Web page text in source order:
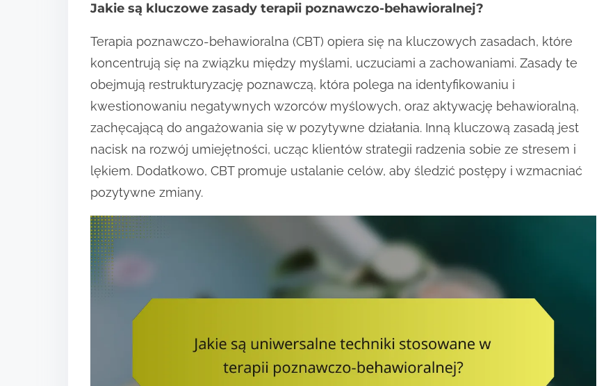
Jakie są kluczowe zasady terapii poznawczo-behawioralnej?
Terapia poznawczo-behawioralna (CBT) opiera się na kluczowych zasadach, które
koncentrują się na związku między myślami, uczuciami a zachowaniami. Zasady te
obejmują restrukturyzację poznawczą, która polega na identyfikowaniu i
kwestionowaniu negatywnych wzorców myślowych, oraz aktywację behawioralną,
zachęcającą do angażowania się w pozytywne działania. Inną kluczową zasadą jest
nacisk na rozwój umiejętności, ucząc klientów strategii radzenia sobie ze stresem i
lękiem. Dodatkowo, CBT promuje ustalanie celów, aby śledzić postępy i wzmacniać
pozytywne zmiany.